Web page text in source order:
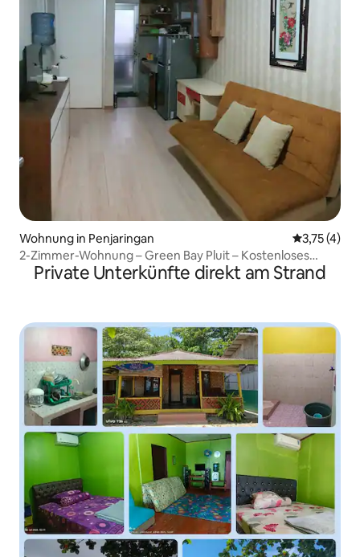
Wohnung in Penjaringan
3,75 (4)
2-Zimmer-Wohnung – Green Bay Pluit – Kostenloses
WLAN
Private Unterkünfte direkt am Strand